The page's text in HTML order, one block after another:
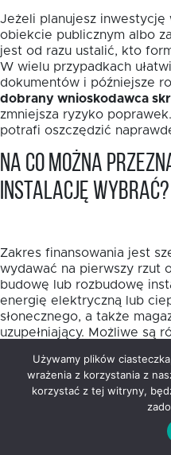
Jeżeli planujesz inwestycję
obiekcie publicznym albo
jest od razu ustalić, kto
W wielu przypadkach
dokumentów i późniejsze
dobrany wnioskodawca
zmniejsza ryzyko
potrafi oszczędzić
Na co można
instalację wybrać?
Zakres finansowania jest
wydawać na pierwszy rzut
budowę lub rozbudowę
energię elektryczną lub
słonecznego, a także
uzupełniający. Możliwe są
przyłączenie źródeł OZE
ciepłowniczych.
Wybór samej technologii
lecz na realnym profilu
publicznych i
Używamy plików
wrażenia z korzystania z
korzystać z tej witryny,